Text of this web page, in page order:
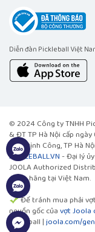
Diễn đàn Pickleball Việt
© 2024 Công ty TNHH
& ĐT TP Hà Nội cấp
Kim, Định Công, TP Hà Nội
PICKLEBALL.VN- Đại lý
JOOLA Authorized
chính hãng tại Việt Nam.
Để tránh mua phải
nguồn gốc củavợt Joola
pickleball |joola.com/